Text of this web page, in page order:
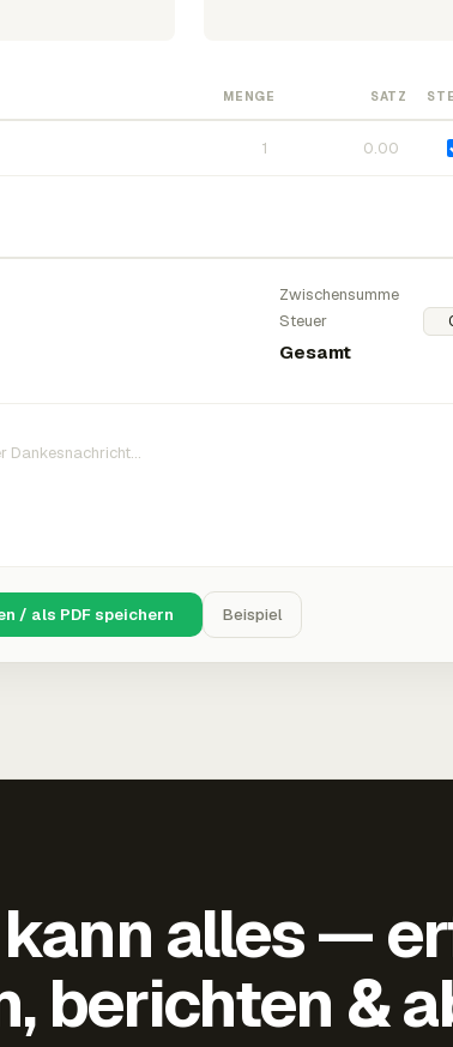
MENGE SATZ
Zwischensumme
Steuer
Gesamt
/ als PDF speichern Beispiel
alles —
berichten &